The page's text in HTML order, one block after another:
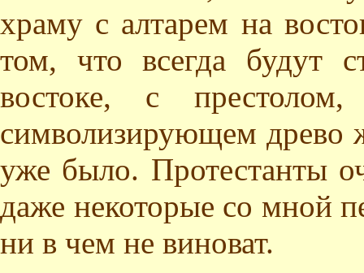
храму с алтарем на
том, что всегда будут
востоке, с престолом,
символизирующем древо
уже было. Протестанты
даже некоторые со мной
ни в чем не виноват.